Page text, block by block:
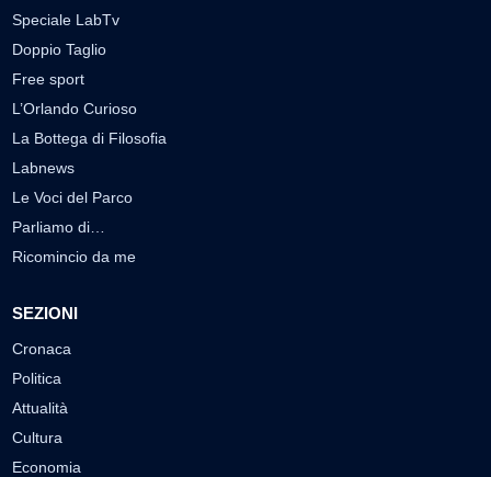
Speciale LabTv
Doppio Taglio
Free sport
L’Orlando Curioso
La Bottega di Filosofia
Labnews
Le Voci del Parco
Parliamo di…
Ricomincio da me
SEZIONI
Cronaca
Politica
Attualità
Cultura
Economia